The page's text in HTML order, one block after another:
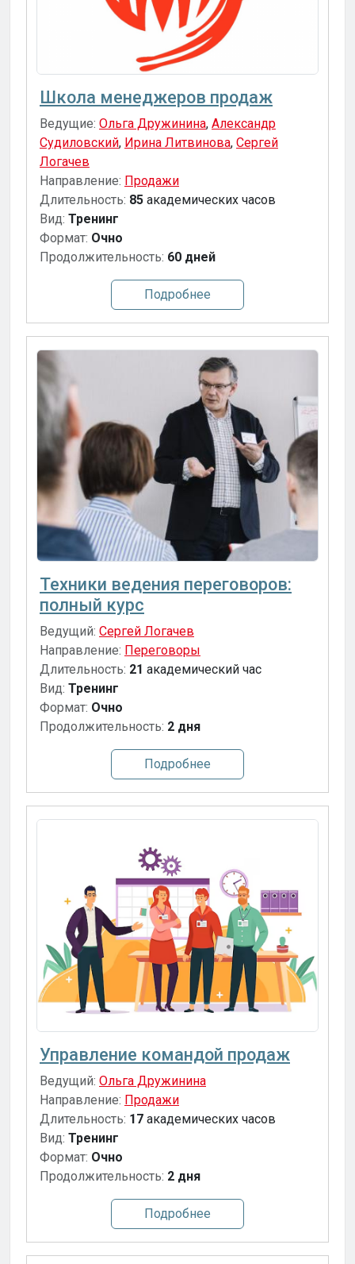
Школа менеджеров продаж
Ведущие: Ольга Дружинина, Александр
Судиловский, Ирина Литвинова, Сергей
Логачев
Направление: Продажи
Длительность: 85 академических часов
Вид: Тренинг
Формат: Очно
Продолжительность: 60 дней
Подробнее
Техники ведения переговоров:
полный курс
Ведущий: Сергей Логачев
Направление: Переговоры
Длительность: 21 академический час
Вид: Тренинг
Формат: Очно
Продолжительность: 2 дня
Подробнее
Управление командой продаж
Ведущий: Ольга Дружинина
Направление: Продажи
Длительность: 17 академических часов
Вид: Тренинг
Формат: Очно
Продолжительность: 2 дня
Подробнее